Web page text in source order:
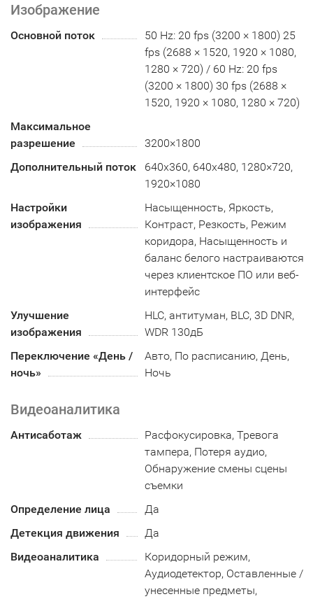
Изображение
Основной поток
50 Hz: 20 fps (3200 × 1800) 25
fps (2688 × 1520, 1920 × 1080,
1280 × 720) / 60 Hz: 20 fps
(3200 × 1800) 30 fps (2688 ×
1520, 1920 × 1080, 1280 × 720)
Максимальное
разрешение
3200×1800
Дополнительный поток
640x360, 640x480, 1280×720,
1920×1080
Настройки
изображения
Насыщенность, Яркость,
Контраст, Резкость, Режим
коридора, Насыщенность и
баланс белого настраиваются
через клиентское ПО или веб-
интерфейс
Улучшение
изображения
HLC, антитуман, BLC, 3D DNR,
WDR 130дБ
Переключение «День /
ночь»
Авто, По расписанию, День,
Ночь
Видеоаналитика
Антисаботаж
Расфокусировка, Тревога
тампера, Потеря аудио,
Обнаружение смены сцены
съемки
Определение лица
Да
Детекция движения
Да
Видеоаналитика
Коридорный режим,
Аудиодетектор, Оставленные /
унесенные предметы,